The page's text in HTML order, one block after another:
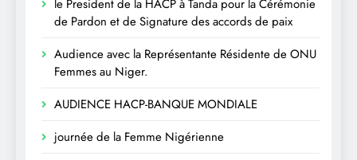
le President de la HACP à Tanda pour la Cérémonie
de Pardon et de Signature des accords de paix
Audience avec la Représentante Résidente de ONU
Femmes au Niger.
AUDIENCE HACP-BANQUE MONDIALE
journée de la Femme Nigérienne